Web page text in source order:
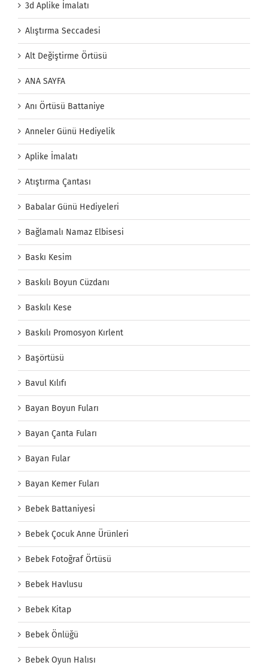
3d Aplike İmalatı
Alıştırma Seccadesi
Alt Değiştirme Örtüsü
ANA SAYFA
Anı Örtüsü Battaniye
Anneler Günü Hediyelik
Aplike İmalatı
Atıştırma Çantası
Babalar Günü Hediyeleri
Bağlamalı Namaz Elbisesi
Baskı Kesim
Baskılı Boyun Cüzdanı
Baskılı Kese
Baskılı Promosyon Kırlent
Başörtüsü
Bavul Kılıfı
Bayan Boyun Fuları
Bayan Çanta Fuları
Bayan Fular
Bayan Kemer Fuları
Bebek Battaniyesi
Bebek Çocuk Anne Ürünleri
Bebek Fotoğraf Örtüsü
Bebek Havlusu
Bebek Kitap
Bebek Önlüğü
Bebek Oyun Halısı